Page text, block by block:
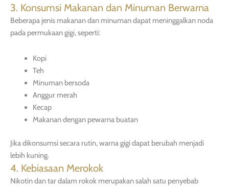
3. Konsumsi Makanan dan Minuman Berwarna
Beberapa jenis makanan dan minuman dapat meninggalkan noda
pada permukaan gigi, seperti:
Kopi
Teh
Minuman bersoda
Anggur merah
Kecap
Makanan dengan pewarna buatan
Jika dikonsumsi secara rutin, warna gigi dapat berubah menjadi
lebih kuning.
4. Kebiasaan Merokok
Nikotin dan tar dalam rokok merupakan salah satu penyebab